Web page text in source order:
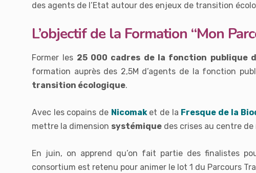
des agents de l’Etat autour des enjeux de transition
L’objectif de la Formation “Mon
Former les 25 000 cadres de la fonction publique
formation auprès des 2,5M d’agents de la fonction
transition écologique.
Avec les copains de Nicomak et de la Fresque de la
mettre la dimension systémique des crises au centre
En juin, on apprend qu’on fait partie des finalistes
consortium est retenu pour animer le lot 1 du Parcours